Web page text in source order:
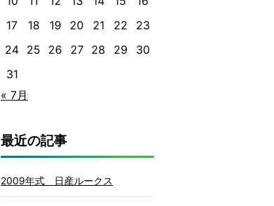
17
18 19 20 21 22
23
24 25 26 27 28 29
30
31
« 7月
最近の記事
2009年式 日産ルークス